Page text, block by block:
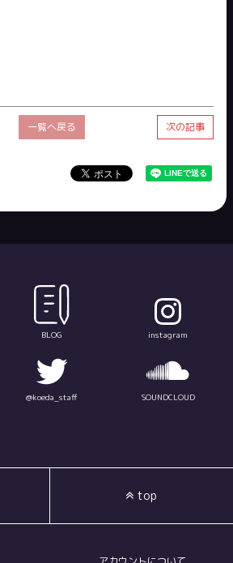
次の記事
一覧へ戻る
BLOG instagram
@koeda_staff SOUNDCLOUD
top